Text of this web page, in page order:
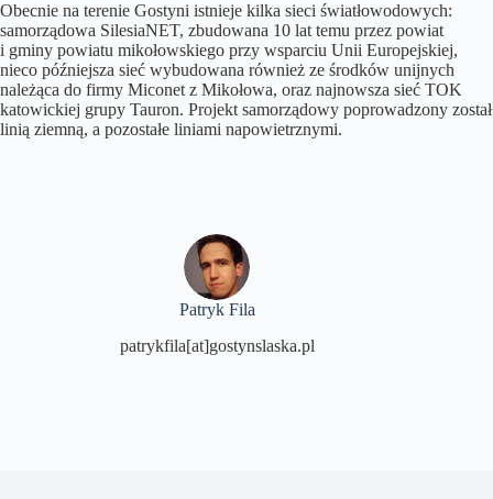
Obecnie na terenie Gostyni istnieje kilka sieci światłowodowych:
samorządowa SilesiaNET, zbudowana 10 lat temu przez powiat
i gminy powiatu mikołowskiego przy wsparciu Unii Europejskiej,
nieco późniejsza sieć wybudowana również ze środków unijnych
należąca do firmy Miconet z Mikołowa, oraz najnowsza sieć TOK
katowickiej grupy Tauron. Projekt samorządowy poprowadzony został
linią ziemną, a pozostałe liniami napowietrznymi.
Patryk Fila
patrykfila[at]gostynslaska.pl